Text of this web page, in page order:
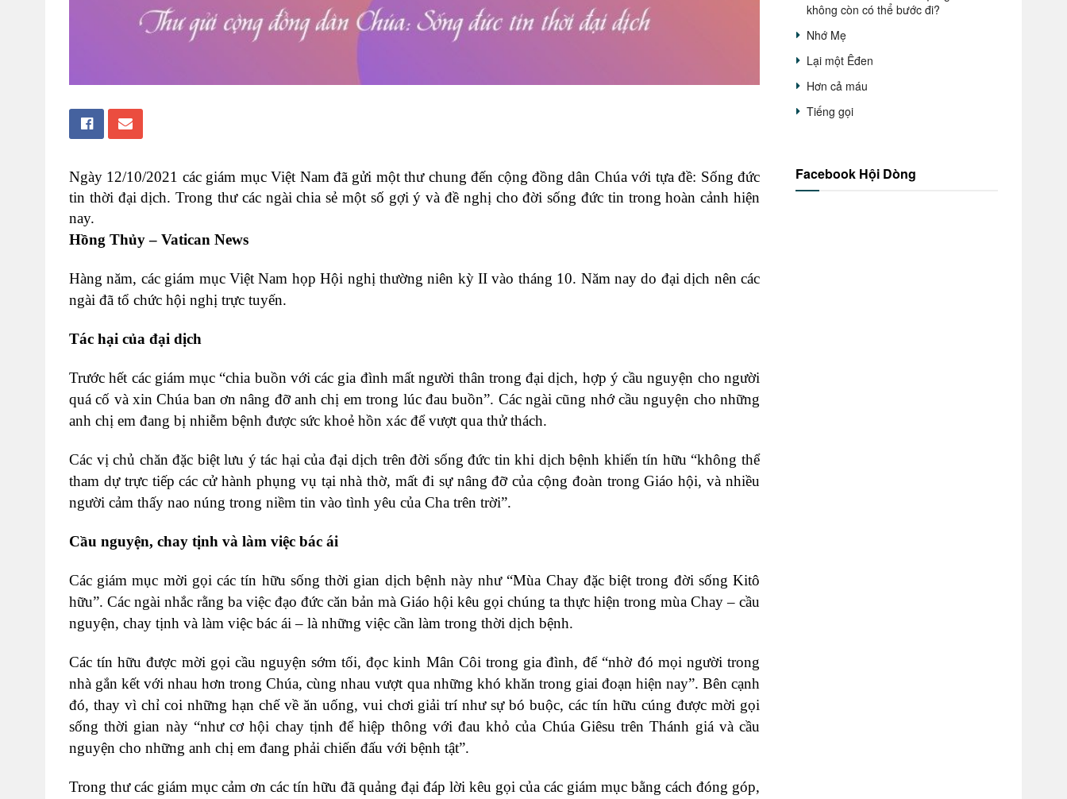
Ngày 12/10/2021 các giám mục Việt Nam đã gửi một thư chung đến cộng đồng dân Chúa với tựa đề: Sống đức
tin thời đại dịch. Trong thư các ngài chia sẻ một số gợi ý và đề nghị cho đời sống đức tin trong hoàn cảnh hiện
nay.
Hồng Thủy – Vatican News
Hàng năm, các giám mục Việt Nam họp Hội nghị thường niên kỳ II vào tháng 10. Năm nay do đại dịch nên các
ngài đã tổ chức hội nghị trực tuyến.
Tác hại của đại dịch
Trước hết các giám mục “chia buồn với các gia đình mất người thân trong đại dịch, hợp ý cầu nguyện cho người
quá cố và xin Chúa ban ơn nâng đỡ anh chị em trong lúc đau buồn”. Các ngài cũng nhớ cầu nguyện cho những
anh chị em đang bị nhiễm bệnh được sức khoẻ hồn xác để vượt qua thử thách.
Các vị chủ chăn đặc biệt lưu ý tác hại của đại dịch trên đời sống đức tin khi dịch bệnh khiến tín hữu “không thể
tham dự trực tiếp các cử hành phụng vụ tại nhà thờ, mất đi sự nâng đỡ của cộng đoàn trong Giáo hội, và nhiều
người cảm thấy nao núng trong niềm tin vào tình yêu của Cha trên trời”.
Cầu nguyện, chay tịnh và làm việc bác ái
Các giám mục mời gọi các tín hữu sống thời gian dịch bệnh này như “Mùa Chay đặc biệt trong đời sống Kitô
hữu”. Các ngài nhắc rằng ba việc đạo đức căn bản mà Giáo hội kêu gọi chúng ta thực hiện trong mùa Chay – cầu
nguyện, chay tịnh và làm việc bác ái – là những việc cần làm trong thời dịch bệnh.
Các tín hữu được mời gọi cầu nguyện sớm tối, đọc kinh Mân Côi trong gia đình, để “nhờ đó mọi người trong
nhà gắn kết với nhau hơn trong Chúa, cùng nhau vượt qua những khó khăn trong giai đoạn hiện nay”. Bên cạnh
đó, thay vì chỉ coi những hạn chế về ăn uống, vui chơi giải trí như sự bó buộc, các tín hữu cúng được mời gọi
sống thời gian này “như cơ hội chay tịnh để hiệp thông với đau khỏ của Chúa Giêsu trên Thánh giá và cầu
nguyện cho những anh chị em đang phải chiến đấu với bệnh tật”.
Trong thư các giám mục cảm ơn các tín hữu đã quảng đại đáp lời kêu gọi của các giám mục bằng cách đóng góp,
không còn có thể bước đi?
Nhớ Mẹ
Lại một Êđen
Hơn cả máu
Tiếng gọi
Facebook Hội Dòng